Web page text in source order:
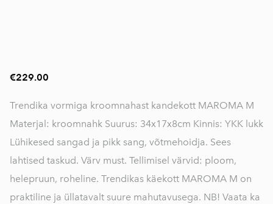
€229.00
Trendika vormiga kroomnahast kandekott MAROMA M
Materjal: kroomnahk Suurus: 34x17x8cm Kinnis: YKK lukk
Lühikesed sangad ja pikk sang, võtmehoidja. Sees
lahtised taskud. Värv must. Tellimisel värvid: ploom,
helepruun, roheline. Trendikas käekott MAROMA M on
praktiline ja üllatavalt suure mahutavusega. NB! Vaata ka